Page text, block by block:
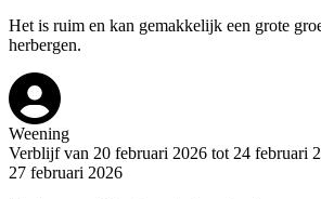
Het is ruim en kan gemakkelijk een grote
herbergen.
Weening
Verblijf van 20 februari 2026 tot 24 februari
27 februari 2026